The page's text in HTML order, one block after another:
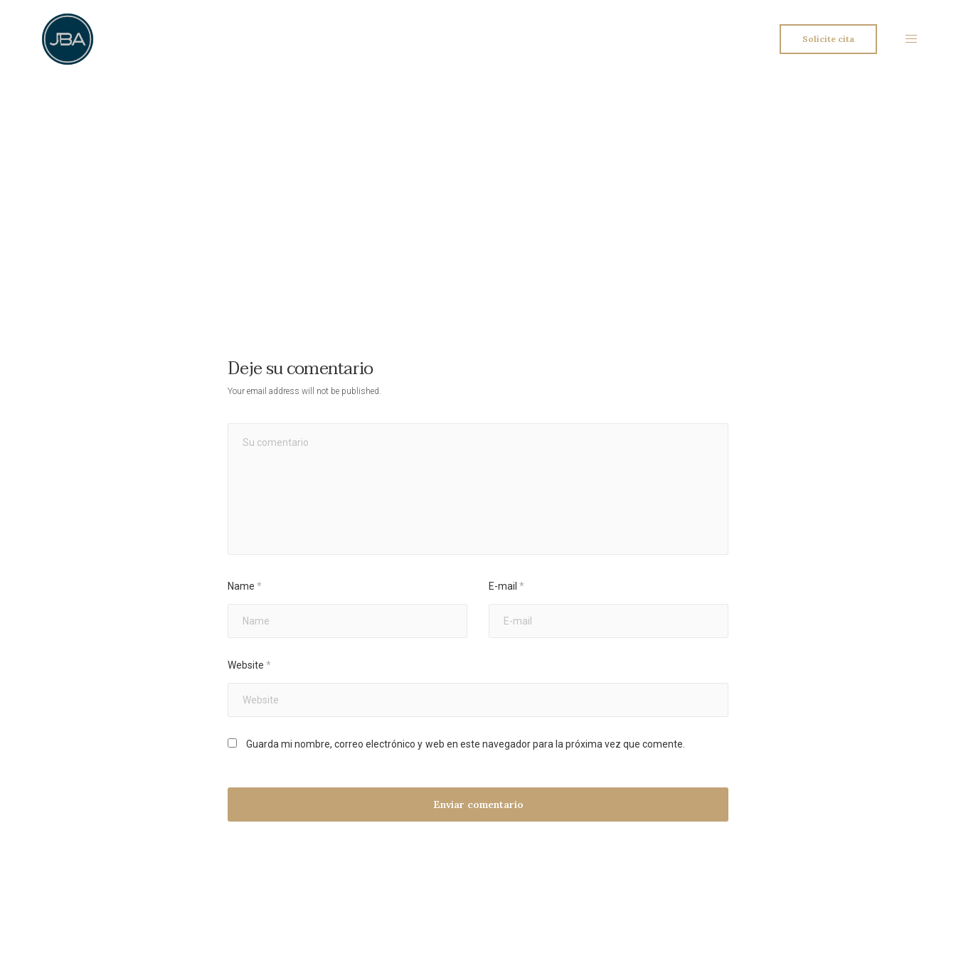
Solicite cita
Deje su comentario
Your email address will not be published.
Name* E-mail *
Website*
Guarda mi nombre, correo electrónico y web en este navegador para la próxima vez que comente.